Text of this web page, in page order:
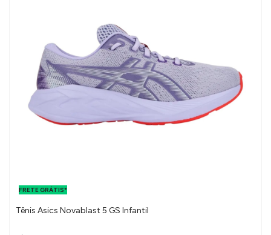
FRETE GRÁTIS*
Tênis Asics Novablast 5 GS Infantil